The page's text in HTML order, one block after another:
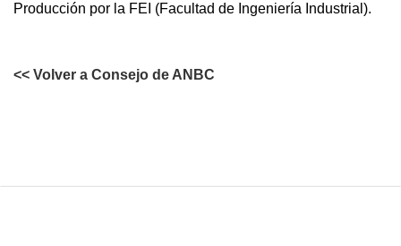
Producción por la FEI (Facultad de Ingeniería Industrial).
<< Volver a Consejo de ANBC